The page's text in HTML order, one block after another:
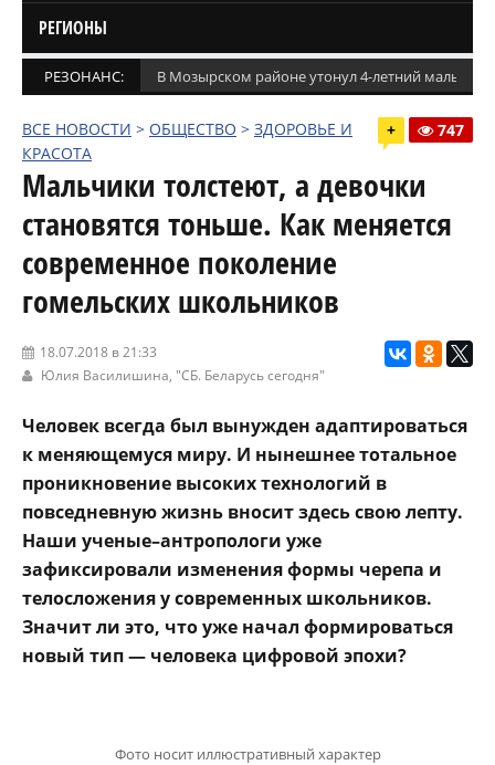
РЕГИОНЫ
РЕЗОНАНС: В Мозырском районе утонул 4-летний мальчик
ВСЕ НОВОСТИ > ОБЩЕСТВО > ЗДОРОВЬЕ И
КРАСОТА
+ 747
Мальчики толстеют, а девочки
становятся тоньше. Как меняется
современное поколение
гомельских школьников
18.07.2018 в 21:33
Юлия Василишина, "СБ. Беларусь сегодня"
Человек всегда был вынужден адаптироваться
к меняющемуся миру. И нынешнее тотальное
проникновение высоких технологий в
повседневную жизнь вносит здесь свою лепту.
Наши ученые–антропологи уже
зафиксировали изменения формы черепа и
телосложения у современных школьников.
Значит ли это, что уже начал формироваться
новый тип — человека цифровой эпохи?
Фото носит иллюстративный характер